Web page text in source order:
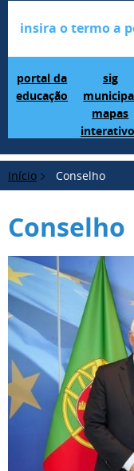
portal da
educação
sig
mapas
Início Conselho
Conselho